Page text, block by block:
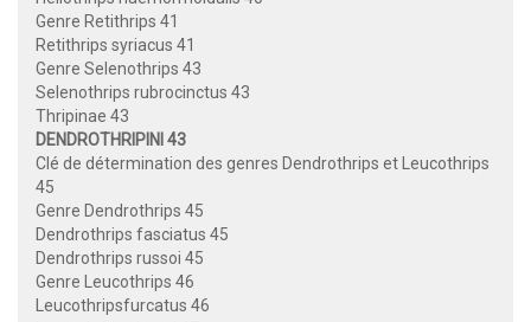
Genre Retithrips 41
Retithrips syriacus 41
Genre Selenothrips 43
Selenothrips rubrocinctus 43
Thripinae 43
DENDROTHRIPINI 43
Clé de détermination des genres Dendrothrips et Leucothrips
45
Genre Dendrothrips 45
Dendrothrips fasciatus 45
Dendrothrips russoi 45
Genre Leucothrips 46
Leucothripsfurcatus 46